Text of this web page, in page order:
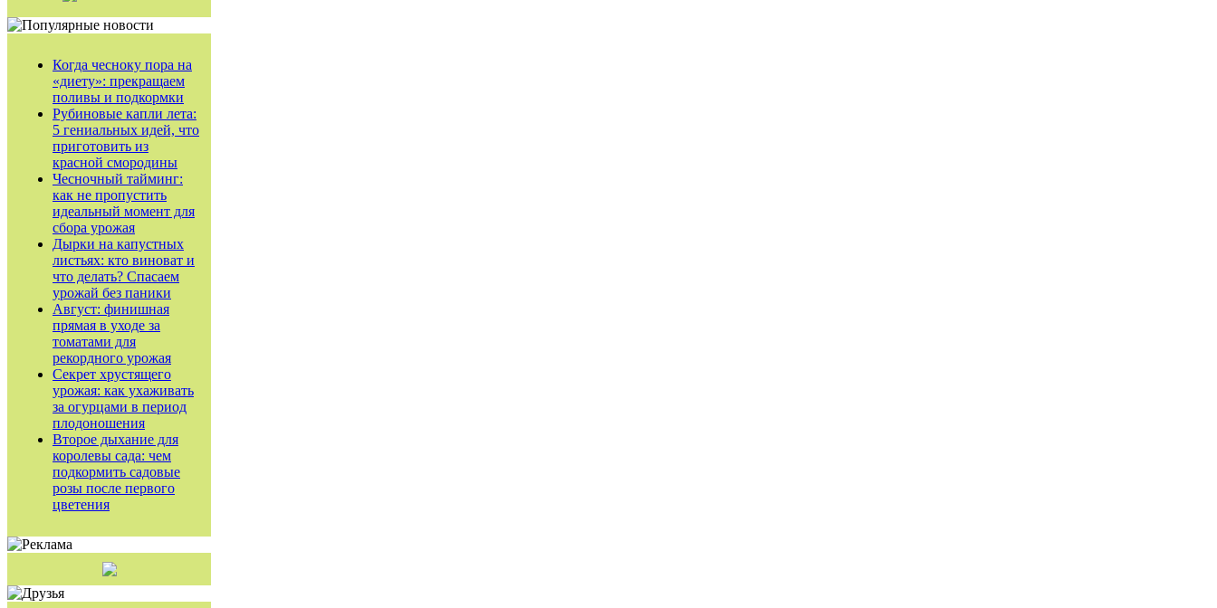
Когда чесноку пора на
«диету»: прекращаем
поливы и подкормки
Рубиновые капли лета:
5 гениальных идей, что
приготовить из
красной смородины
Чесночный тайминг:
как не пропустить
идеальный момент для
сбора урожая
Дырки на капустных
листьях: кто виноват и
что делать? Спасаем
урожай без паники
Август: финишная
прямая в уходе за
томатами для
рекордного урожая
Секрет хрустящего
урожая: как ухаживать
за огурцами в период
плодоношения
Второе дыхание для
королевы сада: чем
подкормить садовые
розы после первого
цветения